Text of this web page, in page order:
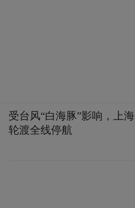
受台风“白海豚”影响，上海
轮渡全线停航